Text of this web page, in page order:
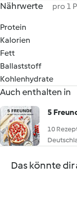
Nährwerte pro 1
Protein
Kalorien
Fett
Ballaststoff
Kohlenhydrate
Auch enthalten in
5
10
Das könnte